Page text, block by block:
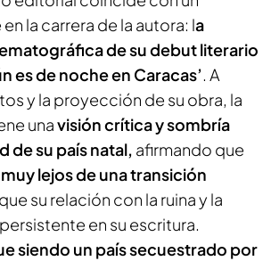
la carrera de la autora: la
de su debut literario
es de noche en Caracas’. A
y la proyección de su obra, la
unavisión crítica y sombría
de su país natal, afirmando que
lejos de una transición
su relación con la ruina y la
en su escritura.
siendo un país secuestrado por